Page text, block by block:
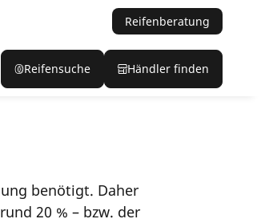
Reifenberatung
Reifensuche Händler finden
benötigt. Daher
20 % – bzw. der